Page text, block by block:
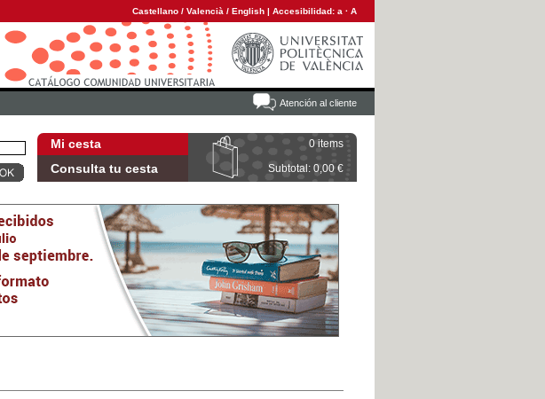
Castellano / Valencià / English | Accesibilidad: a · A
Atención al cliente
Mi cesta 0 items
Consulta tu cesta Subtotal: 0,00 €